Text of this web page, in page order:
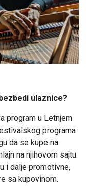
ulaznice?
program u Letnjem
programa
da se kupe na
na njihovom sajtu.
i dalje promotivne,
sa kupovinom.